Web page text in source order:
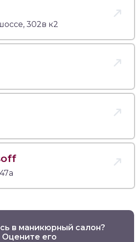
302в к2
в маникюрный салон?
Оцените его